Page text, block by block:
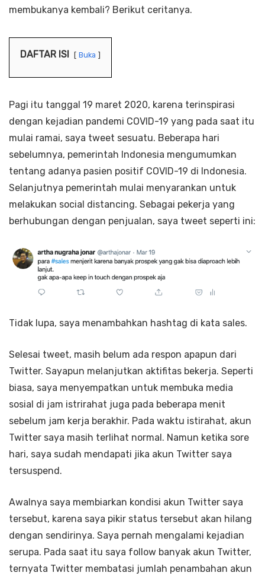
membukanya kembali? Berikut ceritanya.
DAFTAR ISI Buka
Pagi itu tanggal 19 maret 2020, karena terinspirasi
dengan kejadian pandemi COVID-19 yang pada saat itu
mulai ramai, saya tweet sesuatu. Beberapa hari
sebelumnya, pemerintah Indonesia mengumumkan
tentang adanya pasien positif COVID-19 di Indonesia.
Selanjutnya pemerintah mulai menyarankan untuk
melakukan social distancing. Sebagai pekerja yang
berhubungan dengan penjualan, saya tweet seperti ini:
Tidak lupa, saya menambahkan hashtag di kata sales.
Selesai tweet, masih belum ada respon apapun dari
Twitter. Sayapun melanjutkan aktifitas bekerja. Seperti
biasa, saya menyempatkan untuk membuka media
sosial di jam istrirahat juga pada beberapa menit
sebelum jam kerja berakhir. Pada waktu istirahat, akun
Twitter saya masih terlihat normal. Namun ketika sore
hari, saya sudah mendapati jika akun Twitter saya
tersuspend.
Awalnya saya membiarkan kondisi akun Twitter saya
tersebut, karena saya pikir status tersebut akan hilang
dengan sendirinya. Saya pernah mengalami kejadian
serupa. Pada saat itu saya follow banyak akun Twitter,
ternyata Twitter membatasi jumlah penambahan akun